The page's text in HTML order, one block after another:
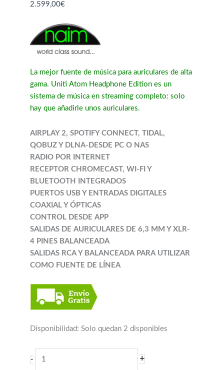
2.599,00€
La mejor fuente de música para auriculares de alta
gama. Uniti Atom Headphone Edition es un
sistema de música en streaming completo: solo
hay que añadirle unos auriculares.
AIRPLAY 2, SPOTIFY CONNECT, TIDAL,
QOBUZ Y DLNA-DESDE PC O NAS
RADIO POR INTERNET
RECEPTOR CHROMECAST, WI-FI Y
BLUETOOTH INTEGRADOS
PUERTOS USB Y ENTRADAS DIGITALES
COAXIAL Y ÓPTICAS
CONTROL DESDE APP
SALIDAS DE AURICULARES DE 6,3 MM Y XLR-
4 PINES BALANCEADA
SALIDAS RCA Y BALANCEADA PARA UTILIZAR
COMO FUENTE DE LÍNEA
Disponibilidad: Solo quedan 2 disponibles
- +